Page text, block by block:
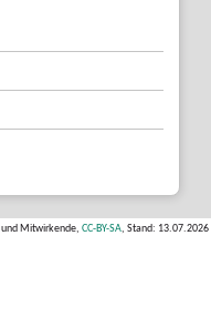
und Mitwirkende, CC-BY-SA, Stand: 13.07.2026